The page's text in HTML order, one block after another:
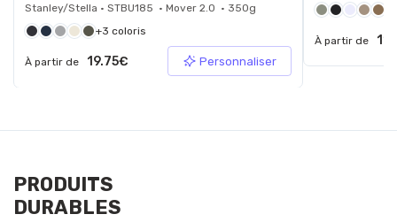
Stanley/Stella • STBU185 • Mover 2.0 • 350g
+3 coloris
À partir de 19.75€ Personnaliser
À partir de
PRODUITS
DURABLES